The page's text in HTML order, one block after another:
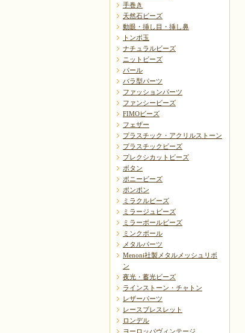
手巻き
天然石ビーズ
動眼・挿し目・挿し鼻
トンボ玉
ナチュラルビーズ
ニットビーズ
パール
バラ型パーツ
ファッションパーツ
ファンシービーズ
FIMOビーズ
フェザー
プラスチック・アクリルストーン
プラスチックビーズ
プレクシカットビーズ
ボタン
ポニービーズ
ポンポン
ミラクルビーズ
ミラージュビーズ
ミラーボールビーズ
ミンクボール
メタルパーツ
Menoni社製メタルメッシュリボ
ン
夜光・蓄光ビーズ
ラインストーン・チャトン
レザーパーツ
レースブレスレット
ロンデル
ヨーロッパヴィンテージ